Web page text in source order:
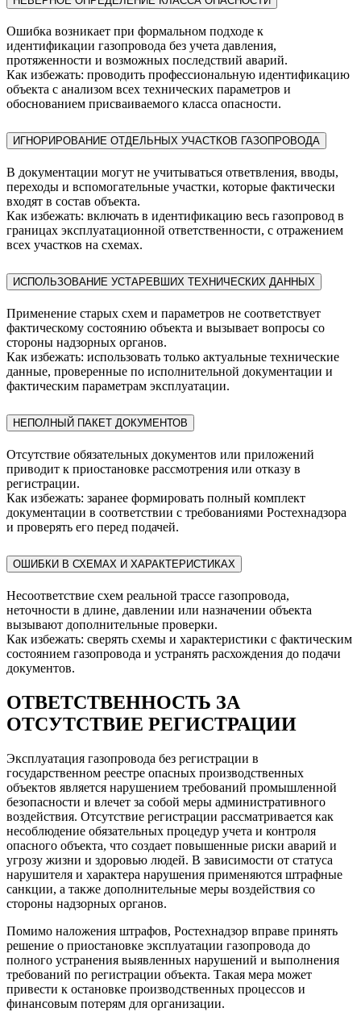
Ошибка возникает при формальном подходе к
идентификации газопровода без учета давления,
протяженности и возможных последствий аварий.
Как избежать: проводить профессиональную идентификацию
объекта с анализом всех технических параметров и
обоснованием присваиваемого класса опасности.
ИГНОРИРОВАНИЕ ОТДЕЛЬНЫХ УЧАСТКОВ ГАЗОПРОВОДА
В документации могут не учитываться ответвления, вводы,
переходы и вспомогательные участки, которые фактически
входят в состав объекта.
Как избежать: включать в идентификацию весь газопровод в
границах эксплуатационной ответственности, с отражением
всех участков на схемах.
ИСПОЛЬЗОВАНИЕ УСТАРЕВШИХ ТЕХНИЧЕСКИХ ДАННЫХ
Применение старых схем и параметров не соответствует
фактическому состоянию объекта и вызывает вопросы со
стороны надзорных органов.
Как избежать: использовать только актуальные технические
данные, проверенные по исполнительной документации и
фактическим параметрам эксплуатации.
НЕПОЛНЫЙ ПАКЕТ ДОКУМЕНТОВ
Отсутствие обязательных документов или приложений
приводит к приостановке рассмотрения или отказу в
регистрации.
Как избежать: заранее формировать полный комплект
документации в соответствии с требованиями Ростехнадзора
и проверять его перед подачей.
ОШИБКИ В СХЕМАХ И ХАРАКТЕРИСТИКАХ
Несоответствие схем реальной трассе газопровода,
неточности в длине, давлении или назначении объекта
вызывают дополнительные проверки.
Как избежать: сверять схемы и характеристики с фактическим
состоянием газопровода и устранять расхождения до подачи
документов.
ОТВЕТСТВЕННОСТЬ ЗА
ОТСУТСТВИЕ РЕГИСТРАЦИИ
Эксплуатация газопровода без регистрации в
государственном реестре опасных производственных
объектов является нарушением требований промышленной
безопасности и влечет за собой меры административного
воздействия. Отсутствие регистрации рассматривается как
несоблюдение обязательных процедур учета и контроля
опасного объекта, что создает повышенные риски аварий и
угрозу жизни и здоровью людей. В зависимости от статуса
нарушителя и характера нарушения применяются штрафные
санкции, а также дополнительные меры воздействия со
стороны надзорных органов.
Помимо наложения штрафов, Ростехнадзор вправе принять
решение о приостановке эксплуатации газопровода до
полного устранения выявленных нарушений и выполнения
требований по регистрации объекта. Такая мера может
привести к остановке производственных процессов и
финансовым потерям для организации.